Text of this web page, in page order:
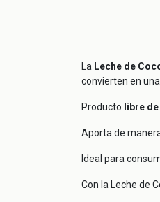
La Leche de
convierten en
Producto libre
Aporta de
Ideal para
Con la Leche de